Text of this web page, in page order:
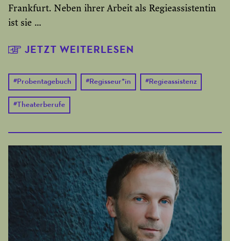
Frankfurt. Neben ihrer Arbeit als Regieassistentin
ist sie …
JETZT WEITERLESEN
#Probentagebuch #Regisseur*in #Regieassistenz
# Theaterberufe